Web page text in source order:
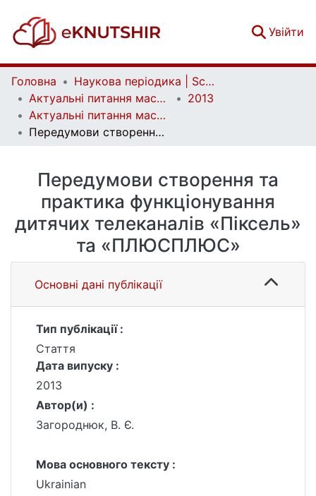
Увійти
Головна
Наукова періодика | Scientific periodicals
Актуальні питання масової комунікації | Current Issues of Mass Communication
2013
Актуальні питання масової комунікації. Випуск 14
Передумови створення та практика функціонування дитячих телеканалів «Піксель» та «ПЛЮСПЛЮС»
Передумови створення та
практика функціонування
дитячих телеканалів «Піксель»
та «ПЛЮСПЛЮС»
Основні дані публікації
Тип публікації :
Стаття
Дата випуску :
2013
Автор(и) :
Загороднюк, В. Є.
Мова основного тексту :
Ukrainian